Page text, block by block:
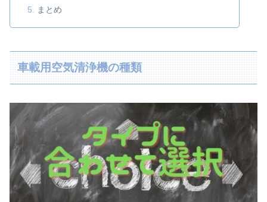
まとめ
車載用空気清浄機の種類